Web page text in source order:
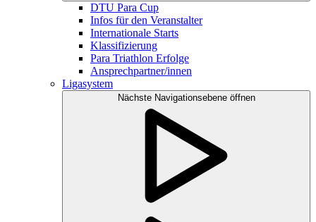
DTU Para Cup
Infos für den Veranstalter
Internationale Starts
Klassifizierung
Para Triathlon Erfolge
Ansprechpartner/innen
Ligasystem
Nächste Navigationsebene öffnen